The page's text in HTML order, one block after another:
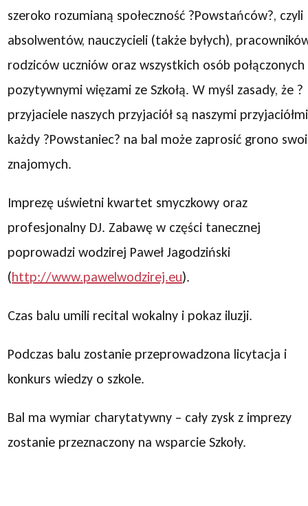
szeroko rozumianą społeczność ?Powstańców?, czyli
absolwentów, nauczycieli (także byłych),
rodziców uczniów oraz wszystkich osób połączonych
pozytywnymi więzami ze Szkołą. W myśl zasady, że ?
przyjaciele naszych przyjaciół są naszymi
każdy ?Powstaniec? na bal może zaprosić grono
znajomych.
Imprezę uświetni kwartet smyczkowy oraz
profesjonalny DJ. Zabawę w części tanecznej
poprowadzi wodzirej Paweł Jagodziński
(http://www.pawelwodzirej.eu).
Czas balu umili recital wokalny i pokaz iluzji.
Podczas balu zostanie przeprowadzona licytacja i
konkurs wiedzy o szkole.
Bal ma wymiar charytatywny – cały zysk z imprezy
zostanie przeznaczony na wsparcie Szkoły.